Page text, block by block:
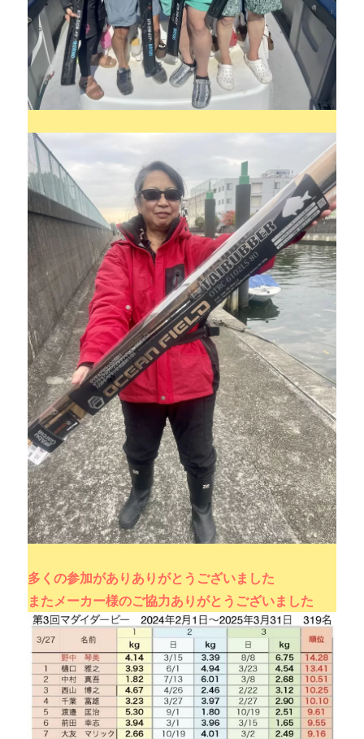
多くの参加がありありがとうございました
またメーカー様のご協力ありがとうございました